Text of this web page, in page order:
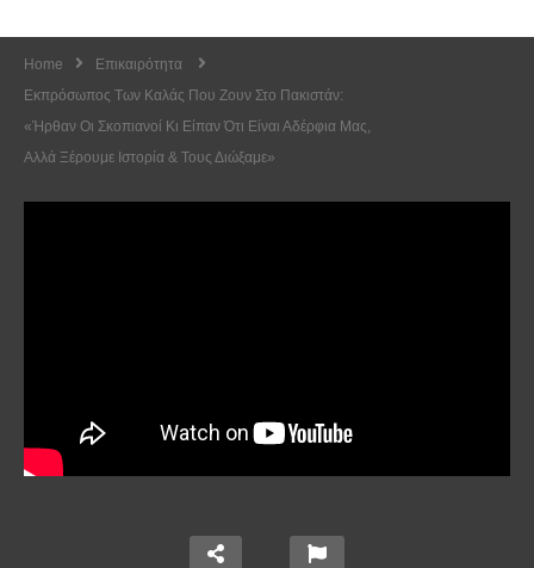
Home
Επικαιρότητα
Εκπρόσωπος Των Καλάς Που Ζουν Στο Πακιστάν:
«Ήρθαν Οι Σκοπιανοί Κι Είπαν Ότι Είναι Αδέρφια Μας,
Αλλά Ξέρουμε Ιστορία & Τους Διώξαμε»